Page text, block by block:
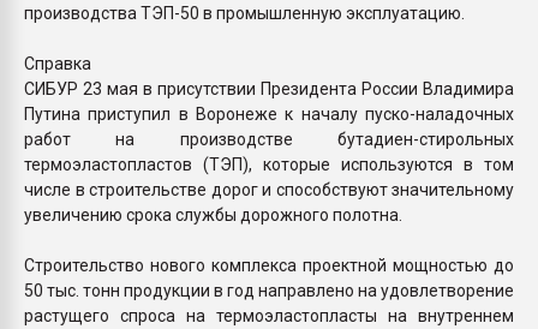
производства ТЭП-50 в промышленную эксплуатацию.
Справка
СИБУР 23 мая в присутствии Президента России Владимира
Путина приступил в Воронеже к началу пуско-наладочных
работ на производстве бутадиен-стирольных
термоэластопластов (ТЭП), которые используются в том
числе в строительстве дорог и способствуют значительному
увеличению срока службы дорожного полотна.
Строительство нового комплекса проектной мощностью до
50 тыс. тонн продукции в год направлено на удовлетворение
растущего спроса на термоэластопласты на внутреннем